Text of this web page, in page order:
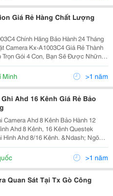
Giá Rẻ Hàng Chất Lượng
Chính Hãng Bảo Hành 24 Tháng
Trọn Gói 4 Con, Bạn Sẽ Được Những
Kx - 7104Sd6 - 4 Camera Kx-
Camera (Cung Cấp Điện Cho
Minh >1 năm
Ahd 16 Kênh Giá Rẻ Bảo
Camera Ahd 8 Kênh Bảo Hành 12
8/16 Kênh. &Ndash; Ngõ
Audio. &Ndash; Ngõ Ra:
>1 năm
Quan Sát Tại Tx Gò Công